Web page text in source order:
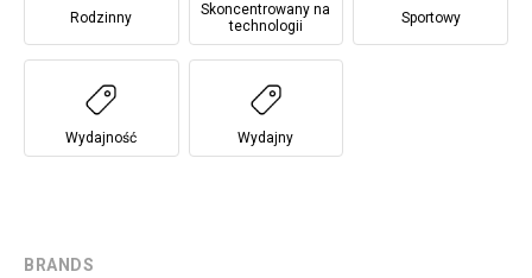
Rodzinny
Skoncentrowany na
technologii
Sportowy
Wydajność Wydajny
BRANDS